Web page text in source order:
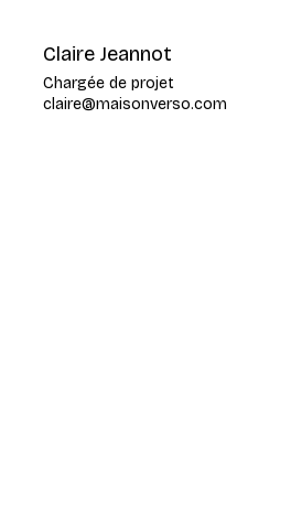
Claire Jeannot
Chargée de projet
claire@maisonverso.com